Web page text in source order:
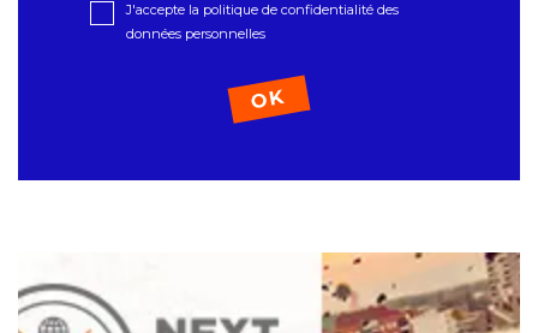
J'accepte la politique de confidentialité des
données personnelles